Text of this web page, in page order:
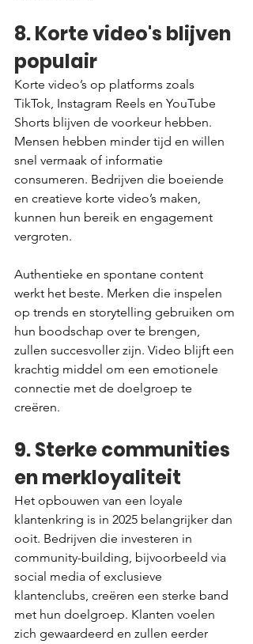
8. Korte video's blijven
populair
Korte video’s op platforms zoals
TikTok, Instagram Reels en YouTube
Shorts blijven de voorkeur hebben.
Mensen hebben minder tijd en willen
snel vermaak of informatie
consumeren. Bedrijven die boeiende
en creatieve korte video’s maken,
kunnen hun bereik en engagement
vergroten.
Authentieke en spontane content
werkt het beste. Merken die inspelen
op trends en storytelling gebruiken om
hun boodschap over te brengen,
zullen succesvoller zijn. Video blijft een
krachtig middel om een emotionele
connectie met de doelgroep te
creëren.
9. Sterke communities
en merkloyaliteit
Het opbouwen van een loyale
klantenkring is in 2025 belangrijker dan
ooit. Bedrijven die investeren in
community-building, bijvoorbeeld via
social media of exclusieve
klantenclubs, creëren een sterke band
met hun doelgroep. Klanten voelen
zich gewaardeerd en zullen eerder